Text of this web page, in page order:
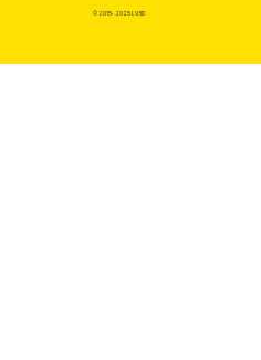
© 2015- 2025 LV3D